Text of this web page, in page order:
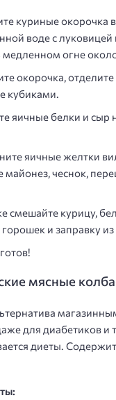
куриные окорочка в
воде с
медленном огне
окорочка,
кубиками.
яичные белки и сыр
яичные желтки
майонез, чеснок,
смешайте курицу,
и заправку
мясные
для диабетиков и
диеты.